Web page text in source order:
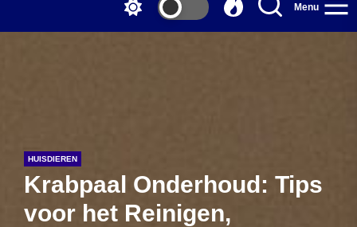
Menu
HUISDIEREN
Krabpaal Onderhoud: Tips
voor het Reinigen,